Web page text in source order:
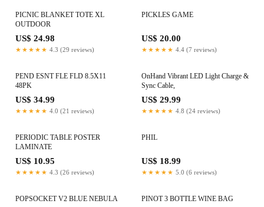
PICNIC BLANKET TOTE XL
OUTDOOR
US$ 24.98
★★★★★ 4.3 (29 reviews)
PICKLES GAME
US$ 20.00
★★★★★ 4.4 (7 reviews)
PEND ESNT FLE FLD 8.5X11
48PK
US$ 34.99
★★★★★ 4.0 (21 reviews)
OnHand Vibrant LED Light Charge &
Sync Cable,
US$ 29.99
★★★★★ 4.8 (24 reviews)
PERIODIC TABLE POSTER
LAMINATE
US$ 10.95
★★★★★ 4.3 (26 reviews)
PHIL
US$ 18.99
★★★★★ 5.0 (6 reviews)
POPSOCKET V2 BLUE NEBULA PINOT 3 BOTTLE WINE BAG